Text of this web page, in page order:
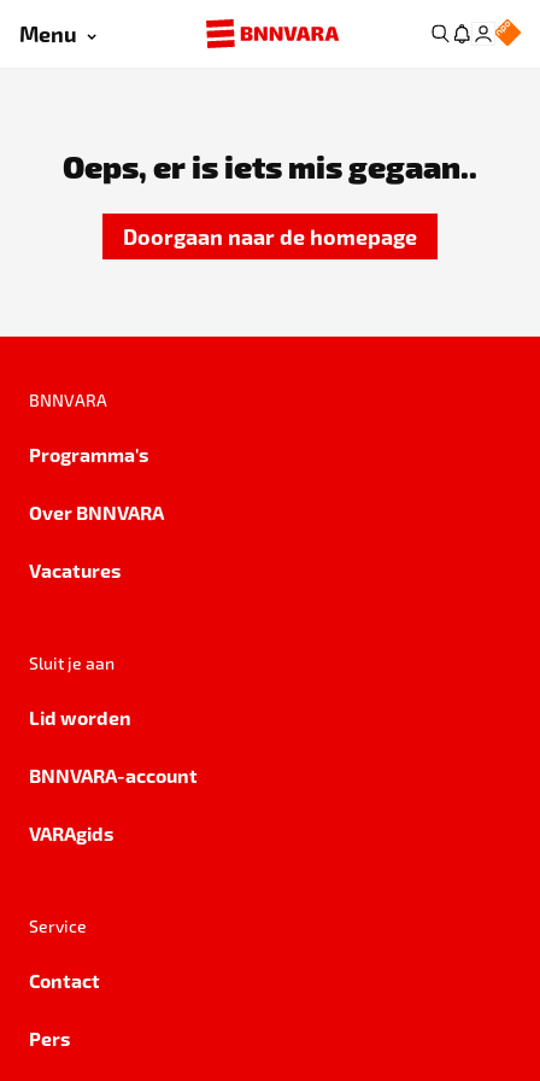
Menu
Oeps, er is iets mis gegaan..
Doorgaan naar de homepage
BNNVARA
Programma's
Over BNNVARA
Vacatures
Sluit je aan
Lid worden
BNNVARA-account
VARAgids
Service
Contact
Pers